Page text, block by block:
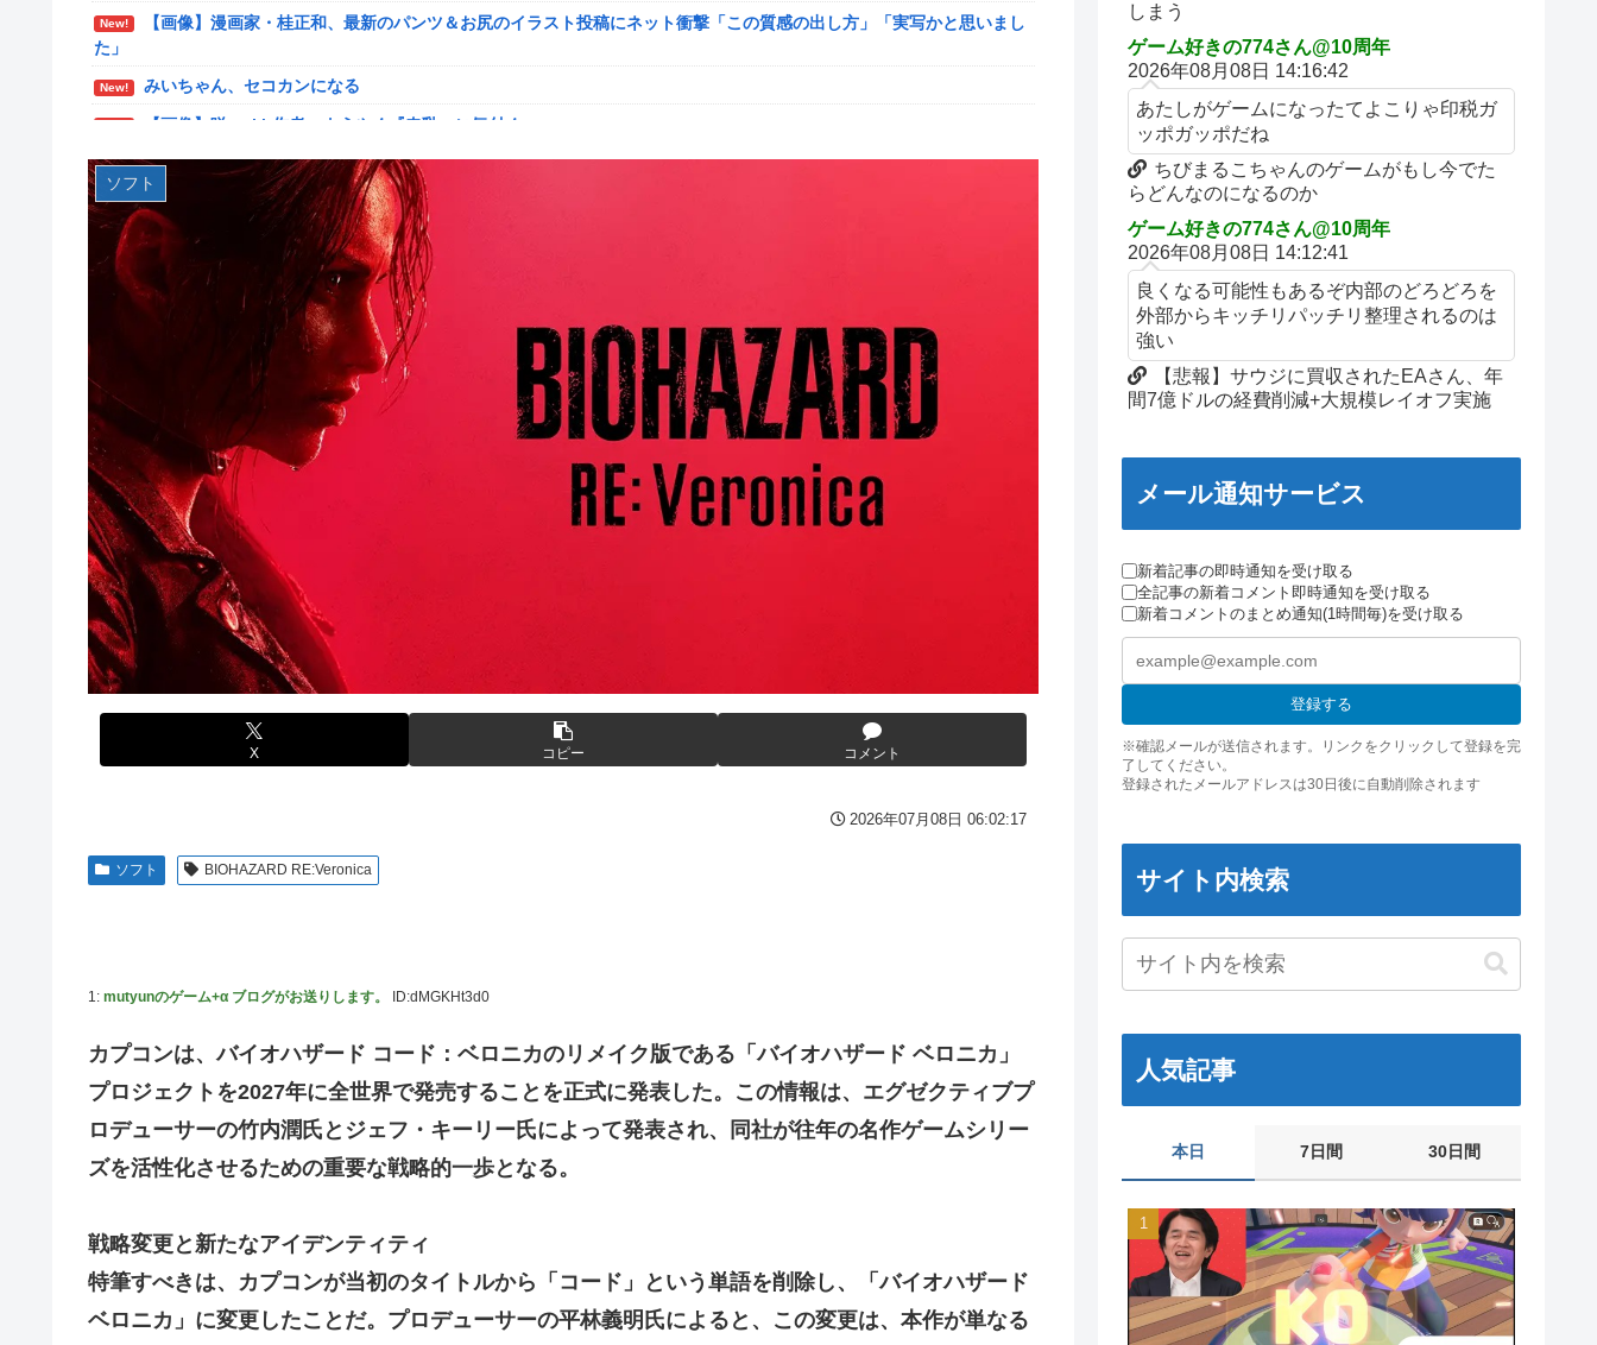
【ウマ娘】水着シュヴァちいいね！
New!
はじき出した直近の台風進路図がこちらです‥」
New! 車大手工場にも女性・高齢者…軽作業ラインやスポットワーク
New! キャデラックF1、致命的なブレーキ問題の原因が明らかになるも解決には至っておらずめども立たず
New! 【緊急】今の若者に急増している『コレ』依存、めちゃくちゃ深刻な模様w w w w w w w w w w
New! アリスソフト「ランス10」ゲーム画面公開キター！ウルザちゃんは今回も美しい…。前作で助けたシィルもいるぞ！
【デレマス】 凛「なにこれ、蒼穹のファフナー？」モバP「資料だから見といてくれ」
シュート選手が結婚を発表、ネモ選手とウメハラ選手が婚姻届の証人に。
New! 【ウマ娘】海外の絵師が描いた味付けの濃いウマ娘からしか得られない栄養素はある
New! 【速報】超かぐや姫さん、とんでもないスピンオフ漫画が連載決定ｗｗｗｗｗｗｗｗｗｗｗｗｗｗｗｗｗｗｗｗｗ
New! 【動画】ブラジルの女子フットサル選手が極悪すぎて5年間の出場停止処分に。
New! 【ウマ娘】セイちゃんの攻撃力を見よ！！！
New! 【悲報】人気配信者「はっきり言う、ジャングリア沖縄ほんとーーーーーーーーにおもんない！！！！」→炎上
New! 海外「全部日本の真似だったのか…」 日本の普通のテレビ番組が最新SNSの数十年先を行っていたと話題に
New! 【グラブル】ドライブバーストが初めて映像化された時の衝撃
New! 【名探偵プリキュア】1QのIP売上は15億円 過去3期との比較と通期95億円計画を解説
【遊戯王】なんか「ウィッチクラフト」の新規いるけど強いの？
【衝撃動画】トラック事故で車がミンチになった男性、とんでもない姿で発見される…怖すぎる…
New! 【画像】日本ってなんでここ埋め立てないの？
New! 【画像】こんな感じのクルマで車中泊旅したいよな？？？
やる夫のダンジョン運営記183-雑談所ネタ118 懺悔小ネタ「創刻のファイアホイール」+埋めネタ「ファイアホイール
TCG・その後」
【デレマス】 和久井留美「夢を作って、いつか遊んで」
【画像】ファーストサマーウイカ、激変した姿に「本田望結ちゃんかと」
【悲報】ポケポケ、1年で1600万人が引退・・・
New!
【画像】漫画家・桂正和、最新のパンツ＆お尻のイラスト投稿にネット衝撃「この質感の出し方」「実写かと思いまし
た」
New! みいちゃん、セコカンになる
【画像】咲-saki-作者、ようやく『奇乳』に気付くｗｗｗｗ
New! 【艦これ】そもそも深海ってなんか悪いことしたの
New! 【艦これ】けーかいじん 他
New! 【艦これ】E5ヌルイとかいう風説には騙されないぞ スキャンプくらいヌルイのなら考える
New!
新台スマスロ『Lやじきた道中記参る』評判＆感想まとめ｜通常時はポイント集めで修行、あっぱれチャンスの河童が
強い、スイカ取りこぼし注意 etc…
【画像】影山優佳さん(25)、下着姿であたシコが止まらない
New! 京大病院、手術ミスで50代女性患者を「植物状態」に 脳腫瘍摘出手術で腫瘍の無い部位を摘出してしまう
New! 【画像】前田敦子さん、脚が長すぎるｗｗｗｗｗｗｗ 【Pickup07091615】
【画像】元モデルのTBS新人アナさん、プリケツ
New! テレビ大好き高齢者の｢テレビ離れ｣が始まった…
New! 【画像】日本のセクシー過ぎる女性犯罪者一覧が冗談抜きにレベル高過ぎる件w w w w w w w w w
New! 【画像】俺たちの姫本田望結、久しぶりに画像を投稿した結果→やっぱりワイらの姫だったw w w w w w w w w w
元NBAプレーヤー、エネス・カンター・フリーダムが、2027年WNBAドラフトの適性を宣言 一部コーチによるWNBA男性
参加の声明を受け
【朗報】「あの椅子カバー」のカプセルトイ、爆誕。自宅や職場をパチンコ屋にしちゃおうｗｗｗ
【にじさんじ】Cellmates、NG行動回避ゲーム！フリが露骨すぎる
ソフト
X コピー コメント
2026年07月08日 06:02:17
ソフト BIOHAZARD RE:Veronica
1: mutyunのゲーム+α ブログがお送りします。 ID:dMGKHt3d0
カプコンは、バイオハザード コード：ベロニカのリメイク版である「バイオハザード ベロニカ」
プロジェクトを2027年に全世界で発売することを正式に発表した。この情報は、エグゼクティブプ
ロデューサーの竹内潤氏とジェフ・キーリー氏によって発表され、同社が往年の名作ゲームシリー
ズを活性化させるための重要な戦略的一歩となる。
戦略変更と新たなアイデンティティ
特筆すべきは、カプコンが当初のタイトルから「コード」という単語を削除し、「バイオハザード
ベロニカ」に変更したことだ。プロデューサーの平林義明氏によると、この変更は、本作が単なる
しまう
ゲーム好きの774さん@10周年
2026年08月08日 14:16:42
あたしがゲームになったてよこりゃ印税ガ
ッポガッポだね
ちびまるこちゃんのゲームがもし今でた
らどんなのになるのか
ゲーム好きの774さん@10周年
2026年08月08日 14:12:41
良くなる可能性もあるぞ内部のどろどろを
外部からキッチリパッチリ整理されるのは
強い
【悲報】サウジに買収されたEAさん、年
間7億ドルの経費削減+大規模レイオフ実施
メール通知サービス
新着記事の即時通知を受け取る
全記事の新着コメント即時通知を受け取る
新着コメントのまとめ通知(1時間毎)を受け取る
登録する
※確認メールが送信されます。リンクをクリックして登録を完
了してください。
登録されたメールアドレスは30日後に自動削除されます
サイト内検索
人気記事
本日 7日間 30日間